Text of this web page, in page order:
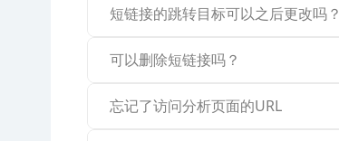
短链接的跳转目标可以之后更改吗？
可以删除短链接吗？
忘记了访问分析页面的URL